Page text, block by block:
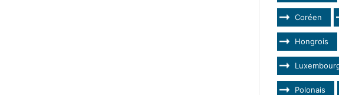
Coréen
Hongrois
Polonais